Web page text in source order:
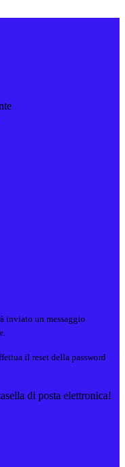
inviato un messaggio
il reset della password
di posta elettronica!